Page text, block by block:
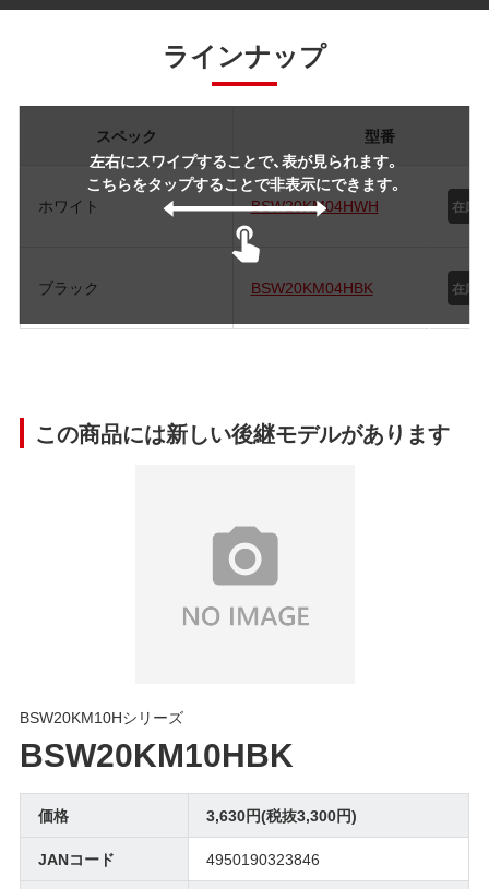
ラインナップ
左右にスワイプすることで、表が見られます。
こちらをタップすることで非表示にできます。
スペック 型番
ホワイト BSW20KM04HWH
ブラック BSW20KM04HBK
この商品には新しい後継モデルがあります
BSW20KM10Hシリーズ
BSW20KM10HBK
価格
3,630円(税抜3,300円)
JANコード
4950190323846